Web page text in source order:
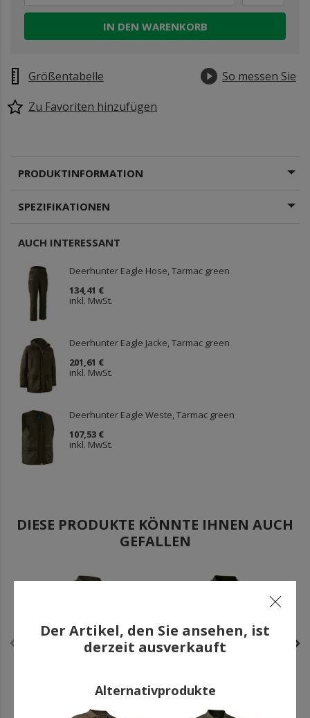
IN DEN WARENKORB
Größentabelle
So messen Sie
Zu Favoriten hinzufügen
PRODUKTINFORMATION
SPEZIFIKATIONEN
AUCH INTERESSANT
Deerhunter Eagle Hose, Tarmac green
134,41 €
inkl. MwSt.
Deerhunter Eagle Jacke, Tarmac green
201,61 €
inkl. MwSt.
Deerhunter Eagle Weste, Tarmac green
107,53 €
inkl. MwSt.
DIESE PRODUKTE KÖNNTE IHNEN AUCH
GEFALLEN
Deerhunter Gunnar
Outlet
-72%
Deerhunter Redding
Der Artikel, den Sie ansehen, ist
derzeit ausverkauft
Alternativprodukte